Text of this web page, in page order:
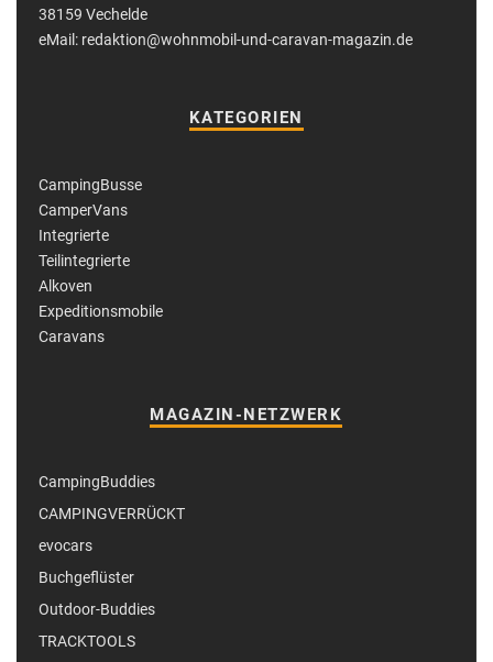
38159 Vechelde
eMail: redaktion@wohnmobil-und-caravan-magazin.de
KATEGORIEN
CampingBusse
CamperVans
Integrierte
Teilintegrierte
Alkoven
Expeditionsmobile
Caravans
MAGAZIN-NETZWERK
CampingBuddies
CAMPINGVERRÜCKT
evocars
Buchgeflüster
Outdoor-Buddies
TRACKTOOLS